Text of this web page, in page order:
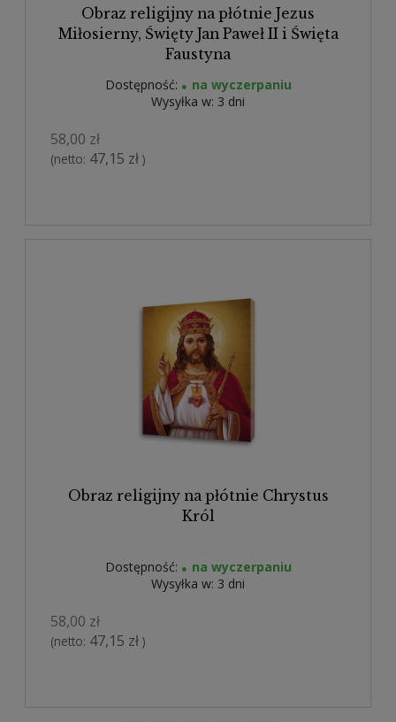
Obraz religijny na płótnie Jezus
Miłosierny, Święty Jan Paweł II i Święta
Faustyna
Dostępność:
na wyczerpaniu
Wysyłka w: 3 dni
58,00 zł
(netto: 47,15 zł )
Obraz religijny na płótnie Chrystus
Król
Dostępność:
na wyczerpaniu
Wysyłka w: 3 dni
58,00 zł
(netto: 47,15 zł )